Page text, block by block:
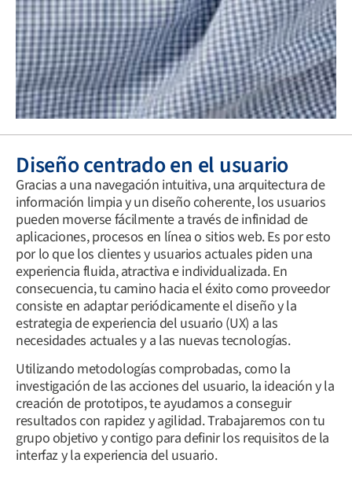
Diseño centrado en el usuario
Gracias a una navegación intuitiva, una arquitectura de
información limpia y un diseño coherente, los usuarios
pueden moverse fácilmente a través de infinidad de
aplicaciones, procesos en línea o sitios web. Es por esto
por lo que los clientes y usuarios actuales piden una
experiencia fluida, atractiva e individualizada. En
consecuencia, tu camino hacia el éxito como proveedor
consiste en adaptar periódicamente el diseño y la
estrategia de experiencia del usuario (UX) a las
necesidades actuales y a las nuevas tecnologías.
Utilizando metodologías comprobadas, como la
investigación de las acciones del usuario, la ideación y la
creación de prototipos, te ayudamos a conseguir
resultados con rapidez y agilidad. Trabajaremos con tu
grupo objetivo y contigo para definir los requisitos de la
interfaz y la experiencia del usuario.